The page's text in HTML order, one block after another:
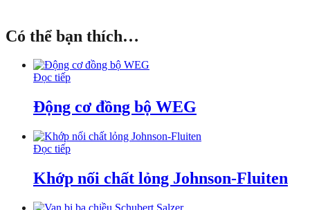
Có thể bạn thích…
Đọc tiếp
Động cơ đồng bộ WEG
Đọc tiếp
Khớp nối chất lỏng Johnson-Fluiten